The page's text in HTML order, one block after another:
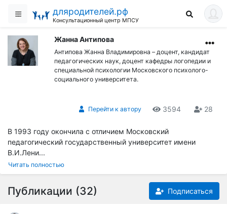
дляродителей.рф
Консультационный центр МПСУ
Жанна Антипова
Антипова Жанна Владимировна – доцент, кандидат
педагогических наук, доцент кафедры логопедии и
специальной психологии Московского психолого-
социального университета.
Перейти к автору 3594 28
В 1993 году окончила с отличием Московский
педагогический государственный университет имени
В.И.Лени...
Читать полностью
Публикации (32) Подписаться